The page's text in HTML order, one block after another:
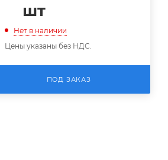
шт
Нет в наличии
Цены указаны без НДС.
ПОД ЗАКАЗ